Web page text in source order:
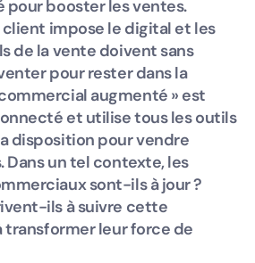
booster les ventes.
client impose le digital et les
de la vente doivent sans
pour rester dans la
augmenté » est
et utilise tous les outils
disposition pour vendre
Dans un tel contexte, les
sont-ils à jour ?
ils à suivre cette
transformer leur force de